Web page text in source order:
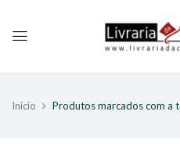
Início Produtos marcados com a